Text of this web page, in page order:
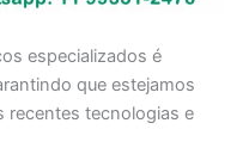
especializados é
que estejamos
recentes tecnologias e